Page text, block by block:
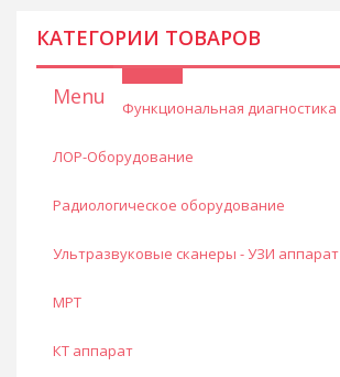
КАТЕГОРИИ ТОВАРОВ
Menu Функциональная диагностика
ЛОР-Оборудование
Радиологическое оборудование
Ультразвуковые сканеры - УЗИ аппарат
МРТ
КТ аппарат